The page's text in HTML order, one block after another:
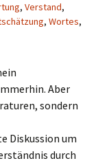
, Verstand,
, Wortes,
Aber
sondern
Diskussion um
durch